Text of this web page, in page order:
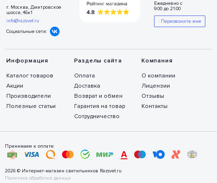
г. Москва, Дмитровское
шоссе, 46к1
info@razsvet.ru
Социальные сети:
Информация
Каталог товаров
Акции
Производители
Полезные статьи
Разделы сайта
Оплата
Доставка
Возврат и обмен
Гарантия на товар
Сотрудничество
Компания
О компании
Лицензии
Отзывы
Контакты
Ежедневно с
9:00 до 21:00
Перезвоните мне
Принимаем к оплате:
2026 © Интернет-магазин светильников Razsvet.ru
Политика обработки данных